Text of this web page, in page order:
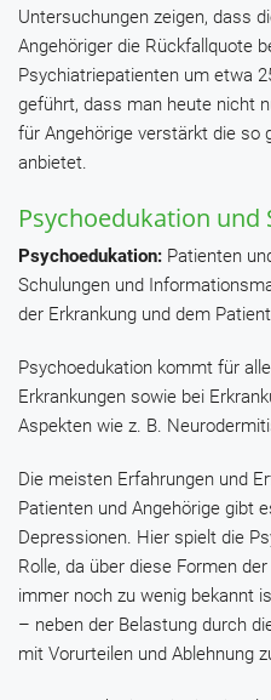
Untersuchungen zeigen, dass
Angehöriger die Rückfallquote
Psychiatriepatienten um etwa
geführt, dass man heute nicht
für Angehörige verstärkt die so
anbietet.
Psychoedukation und
Psychoedukation: Patienten
Schulungen und
der Erkrankung und dem
Psychoedukation kommt für
Erkrankungen sowie bei
Aspekten wie z. B.
Die meisten Erfahrungen und
Patienten und Angehörige gibt
Depressionen. Hier spielt die
Rolle, da über diese Formen
immer noch zu wenig bekannt
– neben der Belastung durch
mit Vorurteilen und Ablehnung